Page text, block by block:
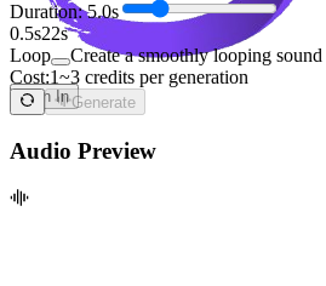
Sign In
Duration: 5.0s
0.5s22s
Loop
Create a smoothly looping sound
Cost:1~3 credits per generation
Generate
Audio Preview